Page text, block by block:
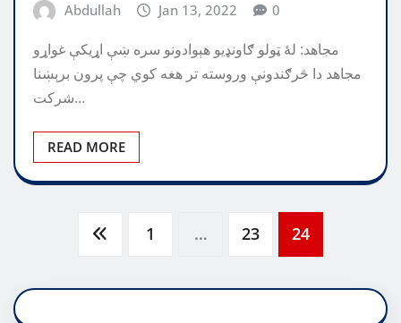
Abdullah Jan 13, 2022 0
مجاهد: لۀ ټولو ګاونډیو هېوادونو سره ښې اړیکې غواړو
مجاهد دا څرګندونې وروسته تر هغه کوي چې پرون برېښنا
شرکت…
READ MORE
pagination
1 … 23 24